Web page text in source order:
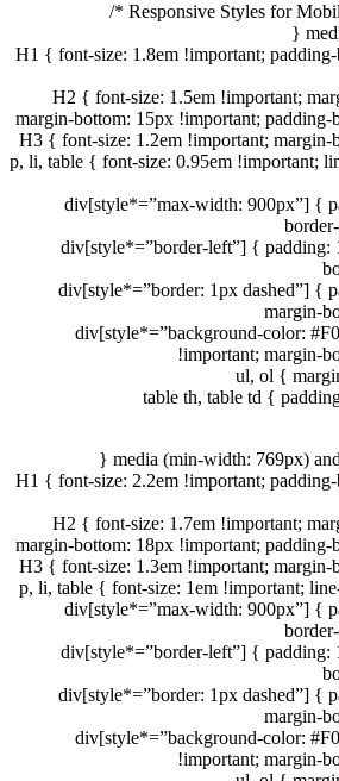
H1 { font-size: 1.8em !important;
H2 { font-size: 1.5em !important;
margin-bottom: 15px !important;
H3 { font-size: 1.2em !important;
p, li, table { font-size: 0.95em !important;
div[style*=”max-width: 900px”] {
div[style*=”border-left”] { padding:
div[style*=”border: 1px dashed”] {
margin-
div[style*=”background-color:
!important; margin-
ul, ol {
table th, table td {
H1 { font-size: 2.2em !important;
H2 { font-size: 1.7em !important;
margin-bottom: 18px !important;
H3 { font-size: 1.3em !important;
p, li, table { font-size: 1em !important;
div[style*=”max-width: 900px”] {
div[style*=”border-left”] { padding:
div[style*=”border: 1px dashed”] {
margin-
div[style*=”background-color:
!important; margin-